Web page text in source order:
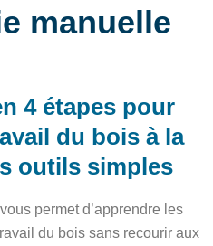
manuelle
4 étapes pour
du bois à la
outils simples
permet d’apprendre les
du bois sans recourir aux